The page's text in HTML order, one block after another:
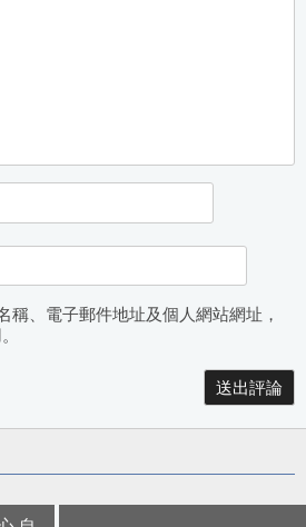
稱、電子郵件地址及個人網站網址，